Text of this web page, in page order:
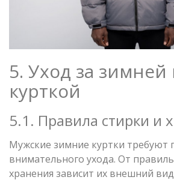
5. Уход за
курткой
5.1. Правила стирки и
Мужские зимние куртки требуют
внимательного ухода. От
хранения зависит их внешний